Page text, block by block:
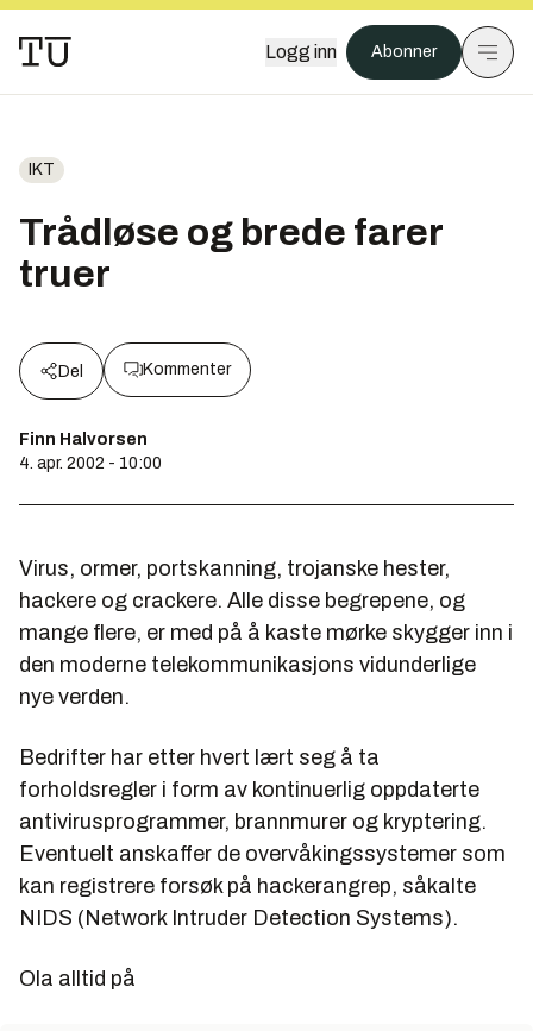
Logg inn Abonner
IKT
Trådløse og brede farer
truer
Del Kommenter
Finn Halvorsen
4. apr. 2002 - 10:00
Virus, ormer, portskanning, trojanske hester,
hackere og crackere. Alle disse begrepene, og
mange flere, er med på å kaste mørke skygger inn i
den moderne telekommunikasjons vidunderlige
nye verden.
Bedrifter har etter hvert lært seg å ta
forholdsregler i form av kontinuerlig oppdaterte
antivirusprogrammer, brannmurer og kryptering.
Eventuelt anskaffer de overvåkingssystemer som
kan registrere forsøk på hackerangrep, såkalte
NIDS (Network Intruder Detection Systems).
Ola alltid på